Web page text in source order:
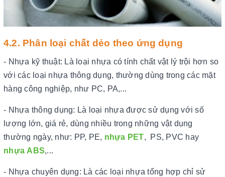
4.2. Phân loại chất dẻo theo ứng dụng
- Nhựa kỹ thuật: Là loại nhựa có tính chất vật lý trội hơn so
với các loại nhựa thông dụng, thường dùng trong các mặt
hàng công nghiệp, như PC, PA,...
- Nhựa thông dụng: Là loại nhựa được sử dụng với số
lượng lớn, giá rẻ, dùng nhiều trong những vật dụng
thường ngày, như: PP, PE, nhựa PET, PS, PVC hay
nhựa ABS,...
- Nhựa chuyên dụng: Là các loại nhựa tổng hợp chỉ sử